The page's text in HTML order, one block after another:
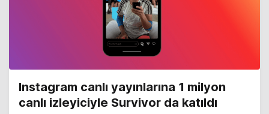
Instagram canlı yayınlarına 1 milyon
canlı izleyiciyle Survivor da katıldı